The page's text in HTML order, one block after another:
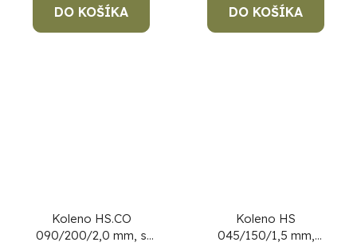
DO KOŠÍKA DO KOŠÍKA
Koleno HS.CO
090/200/2,0 mm, s
Koleno HS
045/150/1,5 mm,